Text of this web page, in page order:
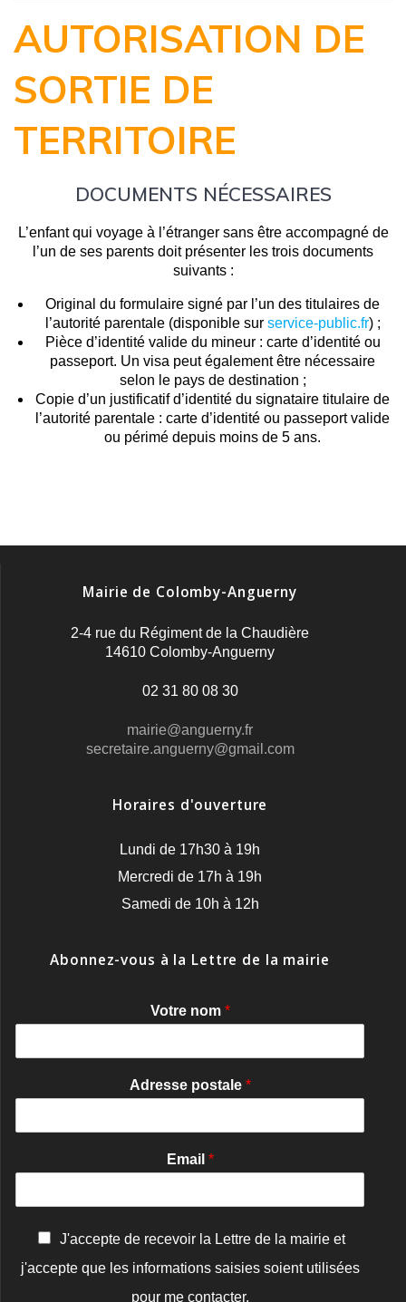
AUTORISATION DE
SORTIE DE
TERRITOIRE
DOCUMENTS NÉCESSAIRES
L’enfant qui voyage à l’étranger sans être accompagné de
l’un de ses parents doit présenter les trois documents
suivants :
Original du formulaire signé par l’un des titulaires de
l’autorité parentale (disponible sur service-public.fr) ;
Pièce d’identité valide du mineur : carte d’identité ou
passeport. Un visa peut également être nécessaire
selon le pays de destination ;
Copie d’un justificatif d’identité du signataire titulaire de
l’autorité parentale : carte d’identité ou passeport valide
ou périmé depuis moins de 5 ans.
Mairie de Colomby-Anguerny
2-4 rue du Régiment de la Chaudière
14610 Colomby-Anguerny
02 31 80 08 30
mairie@anguerny.fr
secretaire.anguerny@gmail.com
Horaires d'ouverture
Lundi de 17h30 à 19h
Mercredi de 17h à 19h
Samedi de 10h à 12h
Abonnez-vous à la Lettre de la mairie
Votre nom *
Adresse postale *
Email *
n
J'accepte de recevoir la Lettre de la mairie et
j'accepte que les informations saisies soient utilisées
pour me contacter.